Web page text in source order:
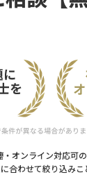
オンライン対応可
合わせて絞り込み